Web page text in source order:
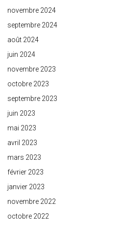
novembre 2024
septembre 2024
août 2024
juin 2024
novembre 2023
octobre 2023
septembre 2023
juin 2023
mai 2023
avril 2023
mars 2023
février 2023
janvier 2023
novembre 2022
octobre 2022